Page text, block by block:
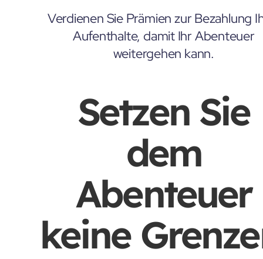
Verdienen Sie Prämien zur Bezahlung
Aufenthalte, damit Ihr Abenteuer
weitergehen kann.
Setzen Sie
dem
Abenteuer
keine